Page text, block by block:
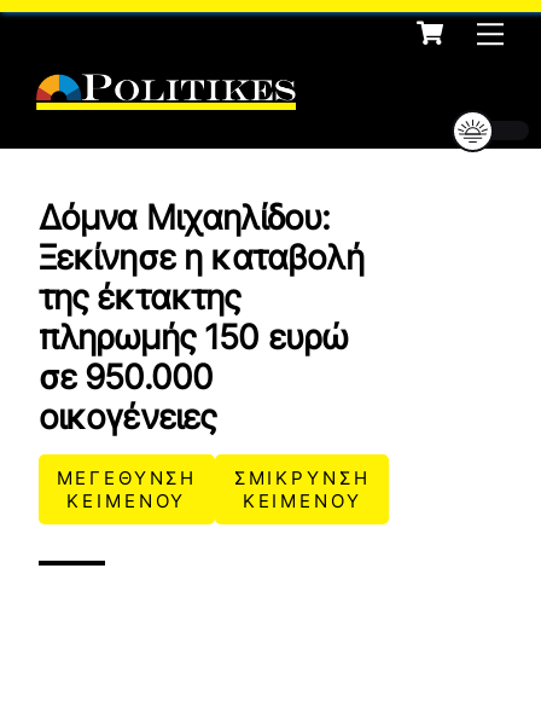
Skip
content
Cart
Δόμνα Μιχαηλίδου:
Ξεκίνησε η καταβολή
της έκτακτης
πληρωμής 150 ευρώ
σε 950.000
οικογένειες
ΜΕΓΕΘΥΝΣΗ
ΚΕΙΜΕΝΟΥ
ΣΜΙΚΡΥΝΣΗ
ΚΕΙΜΕΝΟΥ